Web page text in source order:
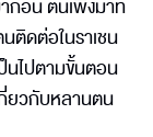
ก่อน ตนเพิ่งมาท
ติดต่อในราเชน
นไปตามขั้นตอน
กี่ยวกับหลานตน